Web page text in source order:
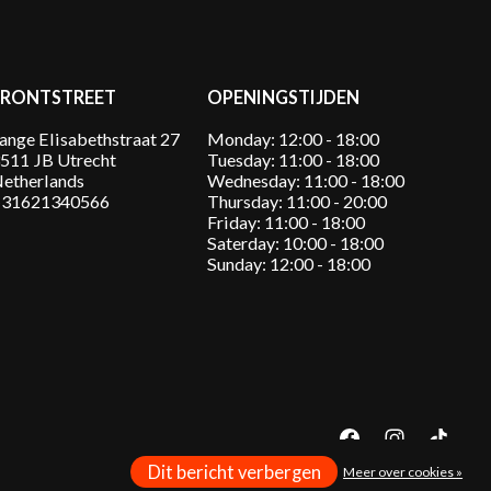
Elisabethstraat 27
JB Utrecht
OPENINGSTIJDEN
Monday: 12:00 - 18:00
Tuesday: 11:00 - 18:00
Wednesday: 11:00 - 18:00
Thursday: 11:00 - 20:00
Friday: 11:00 - 18:00
Saterday: 10:00 - 18:00
Sunday: 12:00 - 18:00
Dit bericht verbergen Meer over cookies »